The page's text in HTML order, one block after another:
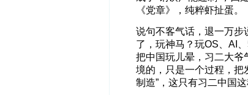
《党章》，纯粹虾扯蛋。
说句不客气话，退一万步
了，玩神马？玩OS、
把中国玩儿晕，习二大
境的，只是一个过程，把
制造”，这只有习二中国